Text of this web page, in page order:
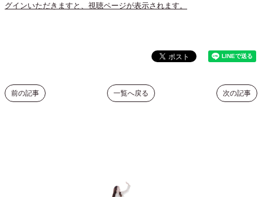
グインいただきますと、視聴ページが表示されます。
次の記事
一覧へ戻る
前の記事